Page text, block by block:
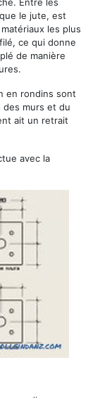
le jute, est
les plus
ce qui donne
de manière
en rondins sont
des murs et du
ait un retrait
avec la